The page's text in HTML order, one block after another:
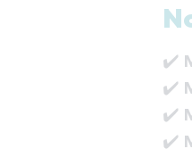
✔️
✔️
✔️
✔️